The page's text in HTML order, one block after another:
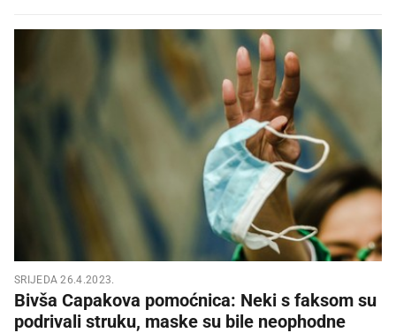
SRIJEDA 26.4.2023.
Bivša Capakova pomoćnica: Neki s faksom su
podrivali struku, maske su bile neophodne